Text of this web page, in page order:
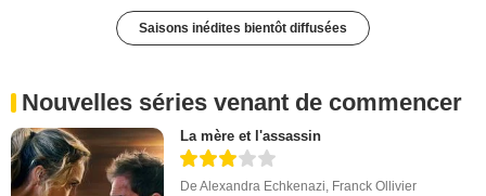
Saisons inédites bientôt diffusées
Nouvelles séries venant de commencer
La mère et l'assassin
DeAlexandra Echkenazi Franck Ollivier